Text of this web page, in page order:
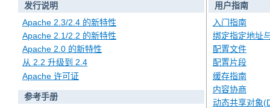
发行说明
Apache 2.3/2.4 的新特性
Apache 2.1/2.2 的新特性
Apache 2.0 的新特性
从 2.2 升级到 2.4
Apache 许可证
参考手册
用户指南
入门指南
绑定指定地址
配置文件
配置片段
缓存指南
内容协商
动态共享对象